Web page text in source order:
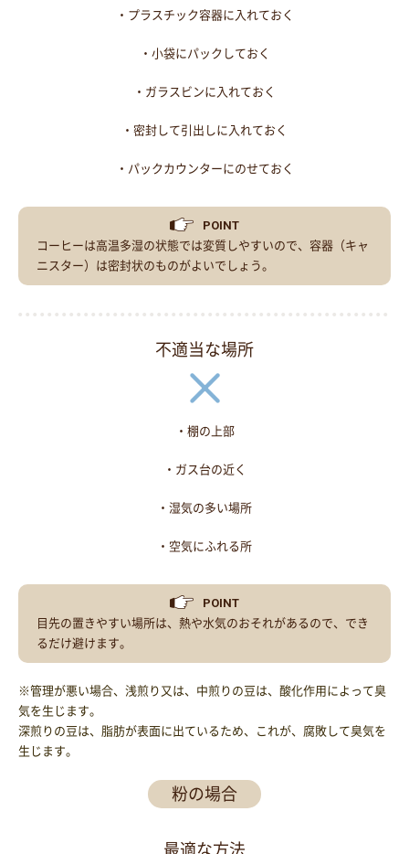
・プラスチック容器に入れておく
・小袋にパックしておく
・ガラスビンに入れておく
・密封して引出しに入れておく
・パックカウンターにのせておく
POINT
コーヒーは高温多湿の状態では変質しやすいので、容器（キャ
ニスター）は密封状のものがよいでしょう。
不適当な場所
・棚の上部
・ガス台の近く
・湿気の多い場所
・空気にふれる所
POINT
目先の置きやすい場所は、熱や水気のおそれがあるので、でき
るだけ避けます。
※管理が悪い場合、浅煎り又は、中煎りの豆は、酸化作用によって臭
気を生じます。
深煎りの豆は、脂肪が表面に出ているため、これが、腐敗して臭気を
生じます。
粉の場合
最適な方法